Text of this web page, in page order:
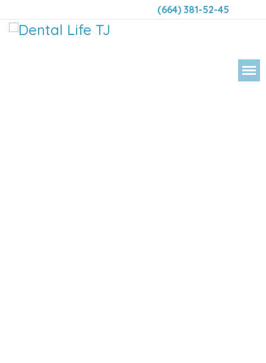
(664) 381-52-45